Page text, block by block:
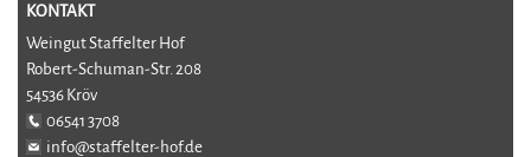
KONTAKT
Weingut Staffelter Hof
Robert-Schuman-Str. 208
54536 Kröv
06541 3708
info@staffelter-hof.de